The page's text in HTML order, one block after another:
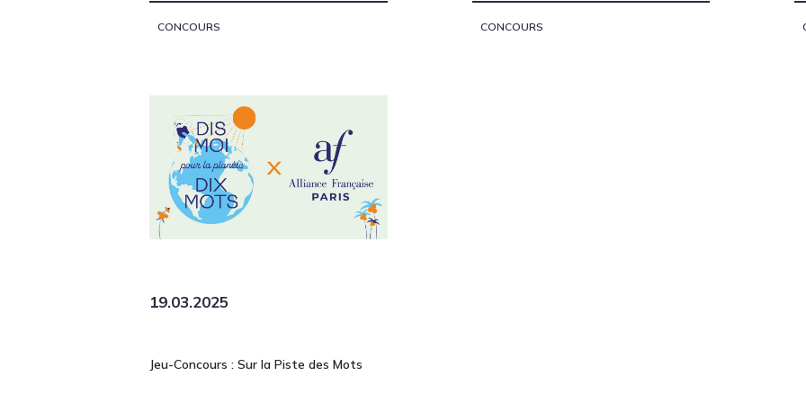
CONCOURS CONCOURS
19.03.2025
Jeu-Concours : Sur la Piste des Mots